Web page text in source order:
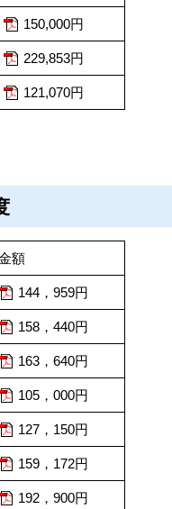
150,000円
229,853円
121,070円
額
144，959円
158，440円
163，640円
105，000円
127，150円
159，172円
192，900円